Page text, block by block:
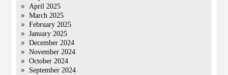
April 2025
March 2025
February 2025
January 2025
December 2024
November 2024
October 2024
September 2024